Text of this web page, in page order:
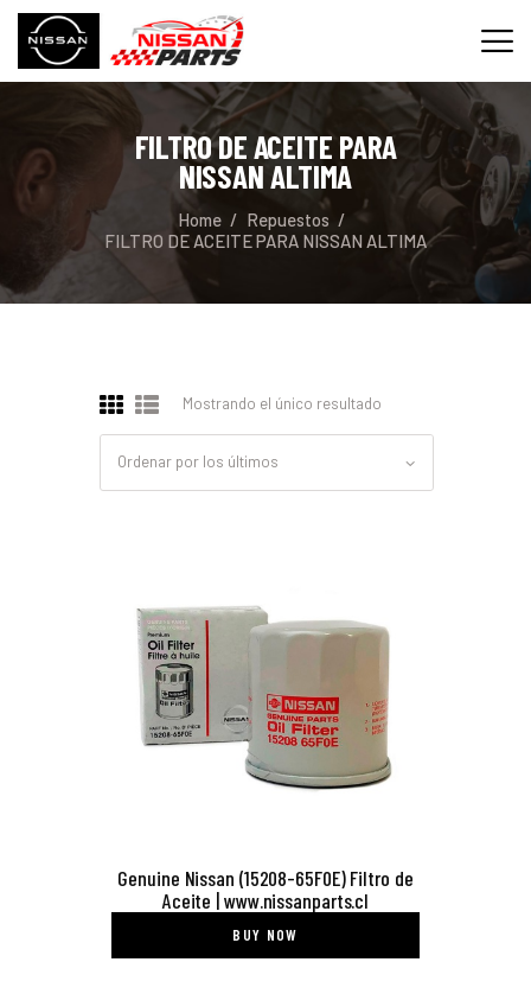
FILTRO DE ACEITE PARA
NISSAN ALTIMA
Home
Repuestos
FILTRO DE ACEITE PARA NISSAN ALTIMA
INICIO
SERVICIOS
REPUESTOS
CONTACTO
Mostrando el único resultado
Genuine Nissan (15208-65F0E) Filtro de
Aceite | www.nissanparts.cl
BUY NOW